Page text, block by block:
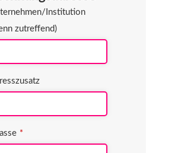
Institution
zutreffend)
*